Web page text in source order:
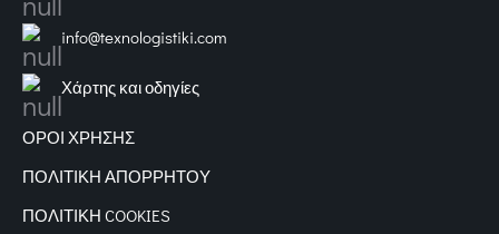
info@texnologistiki.com
Χάρτης και οδηγίες
ΟΡΟΙ ΧΡΗΣΗΣ
ΠΟΛΙΤΙΚΗ ΑΠΟΡΡΗΤΟΥ
ΠΟΛΙΤΙΚΗ COOKIES